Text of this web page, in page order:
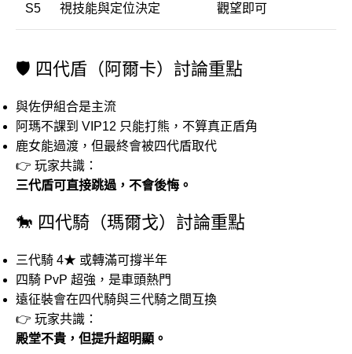
S5 視技能與定位決定 觀望即可
🛡️ 四代盾（阿爾卡）討論重點
與佐伊組合是主流
阿瑪不課到 VIP12 只能打熊，不算真正盾角
鹿女能過渡，但最終會被四代盾取代
👉 玩家共識：
三代盾可直接跳過，不會後悔。
🐎 四代騎（瑪爾戈）討論重點
三代騎 4★ 或轉滿可撐半年
四騎 PvP 超強，是車頭熱門
遠征裝會在四代騎與三代騎之間互換
👉 玩家共識：
殿堂不貴，但提升超明顯。